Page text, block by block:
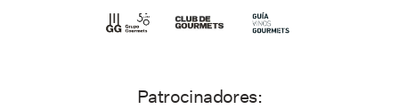
Patrocinadores: